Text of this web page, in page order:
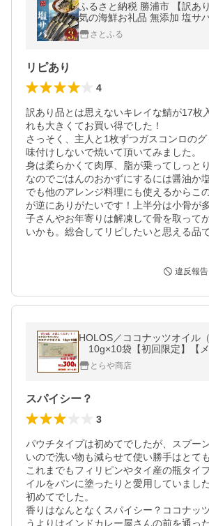
ふるさと納税 勝浦市 【訳あ
気の海鮮お礼品 無添加 塩サ
さとふる
リピあり
4
訳あり品とは思えないキレイな鯖が17枚
れも大きくてお買い得でした！
さっそく、主人と1枚ずつガスコンロの
味付けしないで焼いて頂いてみました。
身は柔らかくて肉厚、脂が乗ってしっと
なのでごはんのおかずにするには醤油か
でも他のアレンジ料理にも使えるからこ
が逆にありがたいです！上半分は小骨が
子さんやお年寄りは解凍して骨を取って
いかも。総合してリピしたいと思える品
違反報告
HOLOS／ココナッツオイル
10g×10袋【初回限定】【メ
とらや商店
スパイシー？
3
パウチタイプは初めてでしたが、スプー
いので洗い物も減らせて使い勝手はとて
これまでもフィリピンやタイ産の瓶タイ
イルをパンに塗ったりと愛用していまし
初めてでした。
香りはなんとなくスパイシー？ココナッ
うよりはインドカレー屋さんの前を通っ